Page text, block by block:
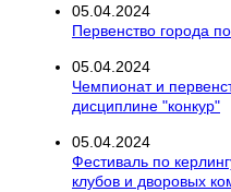
05.04.2024
Первенство города
05.04.2024
Чемпионат и
дисциплине "конкур"
05.04.2024
Фестиваль по
клубов и дворовых